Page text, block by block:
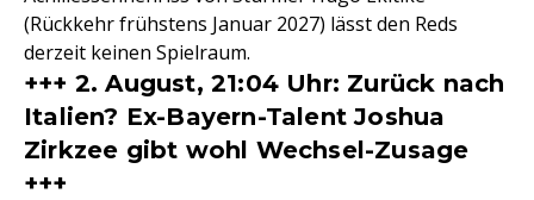
(Rückkehr frühstens Januar 2027) lässt den Reds
derzeit keinen Spielraum.
+++ 2. August, 21:04 Uhr: Zurück nach
Italien? Ex-Bayern-Talent Joshua
Zirkzee gibt wohl Wechsel-Zusage
+++